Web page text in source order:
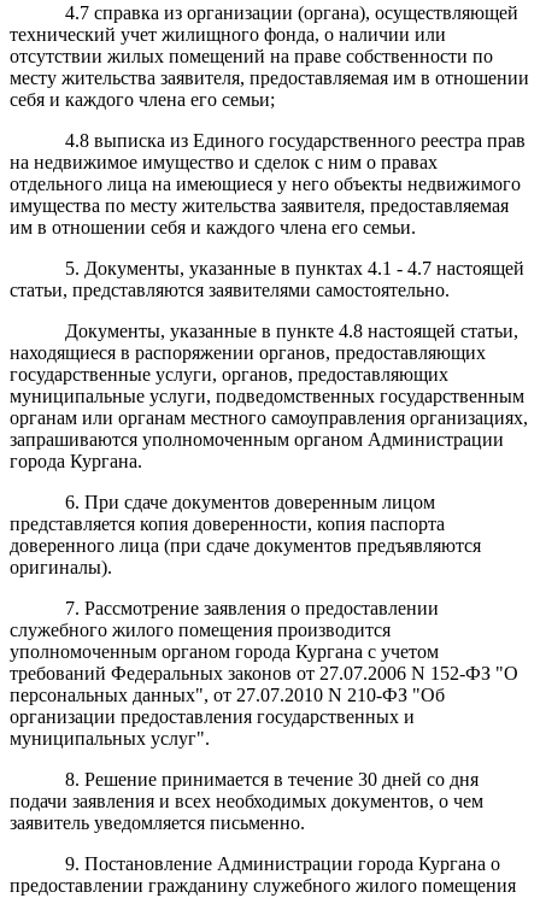
4.7 справка из организации (органа), осуществляющей
технический учет жилищного фонда, о наличии или
отсутствии жилых помещений на праве собственности по
месту жительства заявителя, предоставляемая им в отношении
себя и каждого члена его семьи;
4.8 выписка из Единого государственного реестра прав
на недвижимое имущество и сделок с ним о правах
отдельного лица на имеющиеся у него объекты недвижимого
имущества по месту жительства заявителя, предоставляемая
им в отношении себя и каждого члена его семьи.
5. Документы, указанные в пунктах 4.1 - 4.7 настоящей
статьи, представляются заявителями самостоятельно.
Документы, указанные в пункте 4.8 настоящей статьи,
находящиеся в распоряжении органов, предоставляющих
государственные услуги, органов, предоставляющих
муниципальные услуги, подведомственных государственным
органам или органам местного самоуправления организациях,
запрашиваются уполномоченным органом Администрации
города Кургана.
6. При сдаче документов доверенным лицом
представляется копия доверенности, копия паспорта
доверенного лица (при сдаче документов предъявляются
оригиналы).
7. Рассмотрение заявления о предоставлении
служебного жилого помещения производится
уполномоченным органом города Кургана с учетом
требований Федеральных законов от 27.07.2006 N 152-ФЗ "О
персональных данных", от 27.07.2010 N 210-ФЗ "Об
организации предоставления государственных и
муниципальных услуг".
8. Решение принимается в течение 30 дней со дня
подачи заявления и всех необходимых документов, о чем
заявитель уведомляется письменно.
9. Постановление Администрации города Кургана о
предоставлении гражданину служебного жилого помещения